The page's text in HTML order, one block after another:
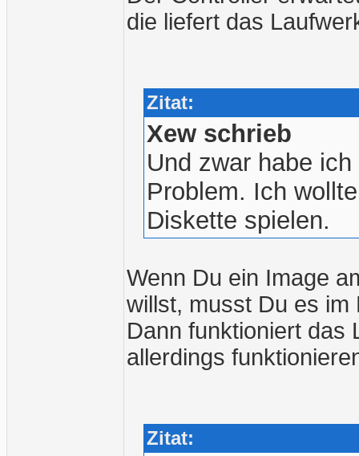
die liefert das
Zitat:
Xew schrieb
Und zwar habe
Problem. Ich
Diskette spielen.
Wenn Du ein Image
willst, musst Du es im
Dann funktioniert das
allerdings
Zitat: